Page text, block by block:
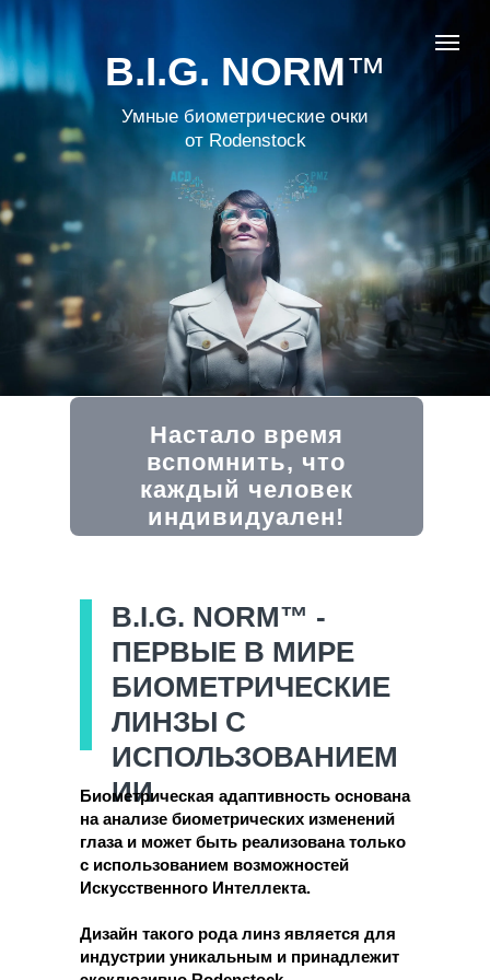
B.I.G. NORM™
Умные биометрические очки
от Rodenstock
Настало время
вспомнить, что
каждый человек
индивидуален!
B.I.G. NORM™ -
ПЕРВЫЕ В МИРЕ
БИОМЕТРИЧЕСКИЕ
ЛИНЗЫ С
ИСПОЛЬЗОВАНИЕМ
ИИ
Биометрическая адаптивность основана
на анализе биометрических изменений
глаза и может быть реализована только
с использованием возможностей
Искусственного Интеллекта.
Дизайн такого рода линз является для
индустрии уникальным и принадлежит